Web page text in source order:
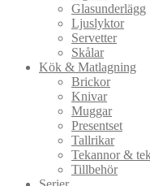
Glasunderlägg
Ljuslyktor
Servetter
Skålar
Kök & Matlagning
Brickor
Knivar
Muggar
Presentset
Tallrikar
Tekannor &
Tillbehör